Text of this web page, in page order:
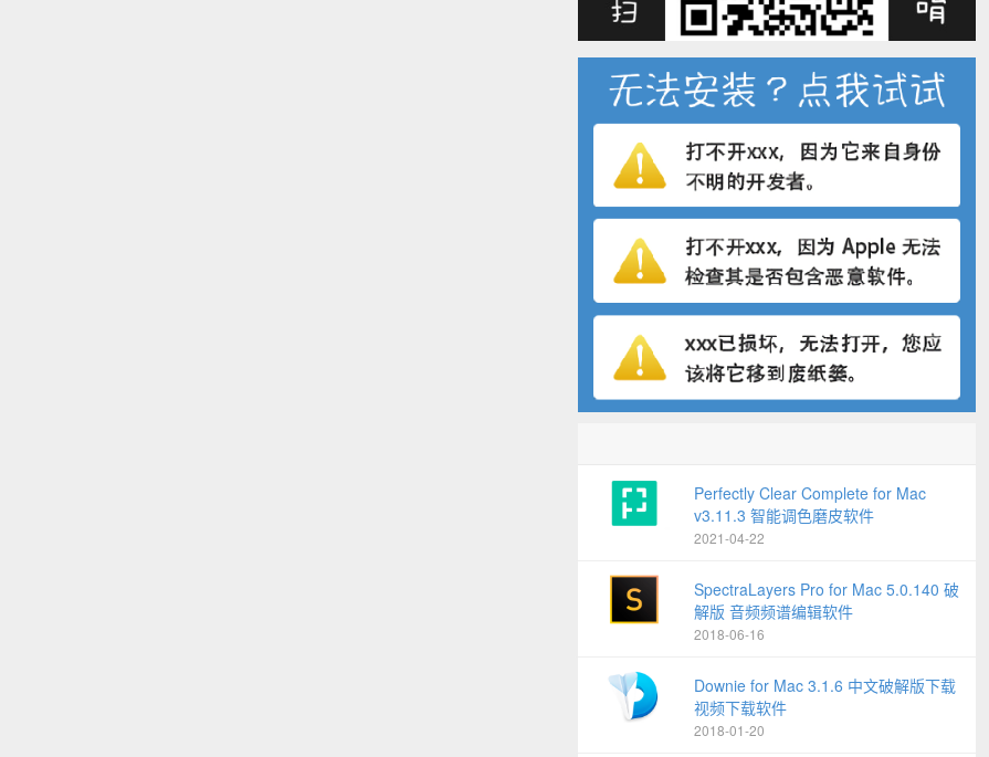
Perfectly Clear Complete for Mac
v3.11.3 智能调色磨皮软件
2021-04-22
SpectraLayers Pro for Mac 5.0.140 破
解版 音频频谱编辑软件
2018-06-16
Downie for Mac 3.1.6 中文破解版下载
视频下载软件
2018-01-20